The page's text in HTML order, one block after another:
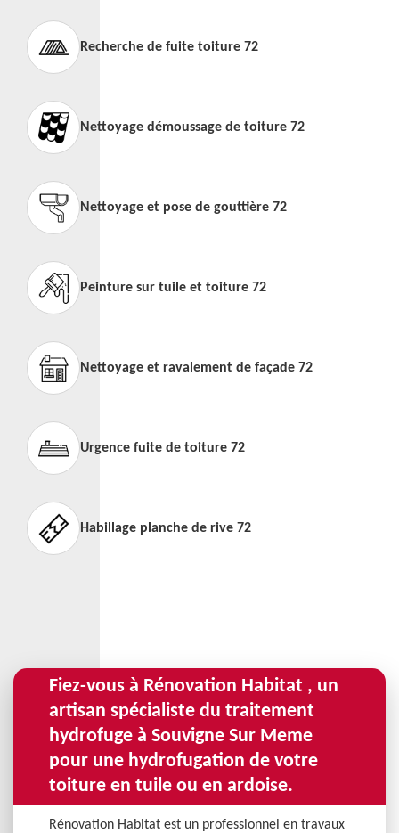
Recherche de fuite toiture 72
Nettoyage démoussage de toiture 72
Nettoyage et pose de gouttière 72
Peinture sur tuile et toiture 72
Nettoyage et ravalement de façade 72
Urgence fuite de toiture 72
Habillage planche de rive 72
Fiez-vous à Rénovation Habitat , un
artisan spécialiste du traitement
hydrofuge à Souvigne Sur Meme
pour une hydrofugation de votre
toiture en tuile ou en ardoise.
Rénovation Habitat est un professionnel en travaux